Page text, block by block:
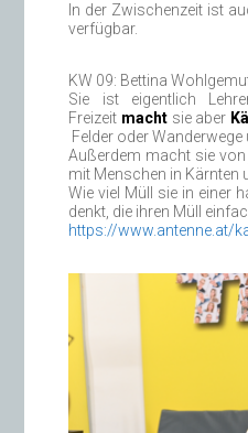
In der Zwischenzeit ist
verfügbar.
KW 09: Bettina
Sie ist eigentlich
Freizeit machtsie aber
Felder oder
Außerdem macht sie von
mit Menschen in Kärnten
Wie viel Müll sie in einer
denkt, die ihren Müll
https://www.antenne.at/